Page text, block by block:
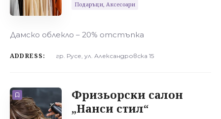
Подаръци, Аксесоари
Дамско облекло – 20% отстъпка
ADDRESS: гр. Русе, ул. Александровска 15
Фризьорски салон
„Нанси стил“